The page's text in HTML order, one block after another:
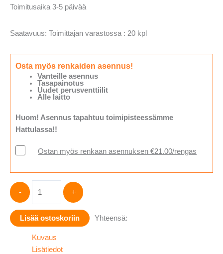
Toimitusaika 3-5 päivää
Saatavuus: Toimittajan varastossa : 20 kpl
Osta myös renkaiden asennus!
Vanteille asennus
Tasapainotus
Uudet perusventtiilit
Alle laitto
Huom! Asennus tapahtuu toimipisteessämme
Hattulassa!!
Ostan myös renkaan asennuksen €21.00/rengas
-
275/60R20
WINSPIKE
3
115T
määrä
+
Lisää ostoskoriin Yhteensä:
Kuvaus
Lisätiedot